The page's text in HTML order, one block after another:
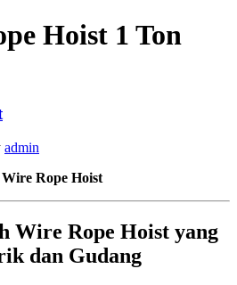
Hoist 1 Ton
admin
Rope Hoist
Wire Rope Hoist yang
dan Gudang